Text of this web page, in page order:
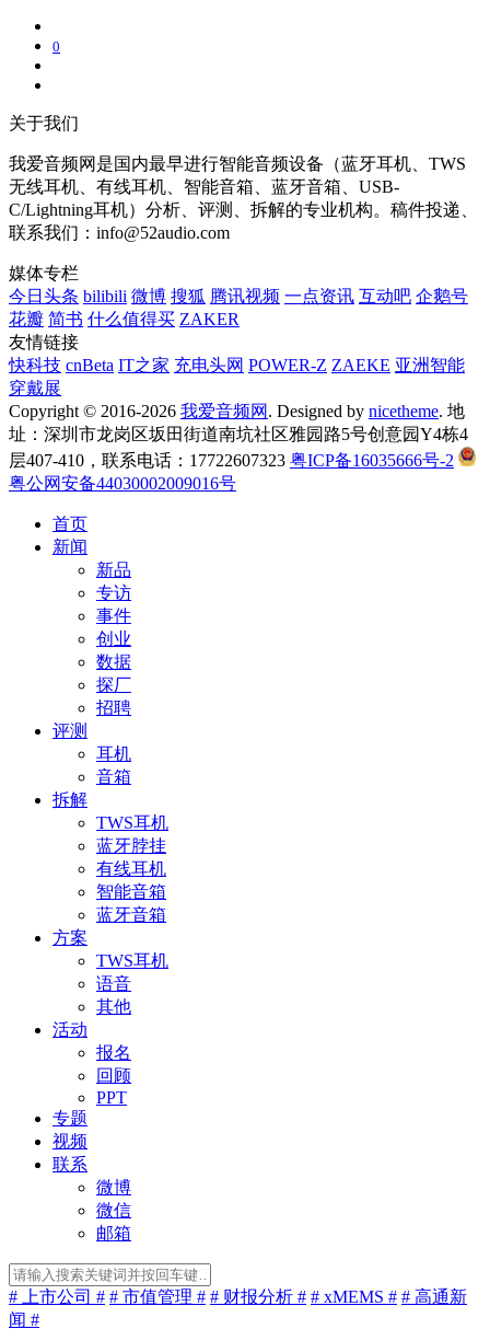
0
关于我们
我爱音频网是国内最早进行智能音频设备（蓝牙耳机、TWS
无线耳机、有线耳机、智能音箱、蓝牙音箱、USB-
C/Lightning耳机）分析、评测、拆解的专业机构。稿件投递、
联系我们：info@52audio.com
媒体专栏
今日头条 bilibili 微博 搜狐 腾讯视频 一点资讯 互动吧 企鹅号
花瓣 简书 什么值得买 ZAKER
友情链接
快科技 cnBeta IT之家 充电头网 POWER-Z ZAEKE 亚洲智能
穿戴展
Copyright © 2016-2026 我爱音频网 . Designed by nicetheme. 地
址：深圳市龙岗区坂田街道南坑社区雅园路5号创意园Y4栋4
层407-410，联系电话：17722607323 粤ICP备16035666号-2
粤公网安备44030002009016号
首页
新闻
新品
专访
事件
创业
数据
探厂
招聘
评测
耳机
音箱
拆解
TWS耳机
蓝牙脖挂
有线耳机
智能音箱
蓝牙音箱
方案
TWS耳机
语音
其他
活动
报名
回顾
PPT
专题
视频
联系
微博
微信
邮箱
# 上市公司 # # 市值管理 # # 财报分析 # # xMEMS # # 高通新
闻 #